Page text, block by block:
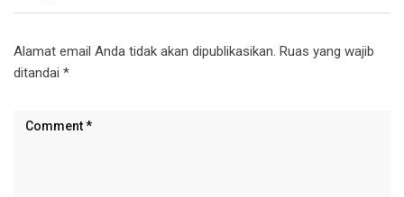
Alamat email Anda tidak akan dipublikasikan. Ruas yang wajib
ditandai *